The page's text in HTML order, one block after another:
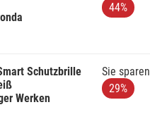
44%
Schutzbrille
Werken
Sie sparen
29%